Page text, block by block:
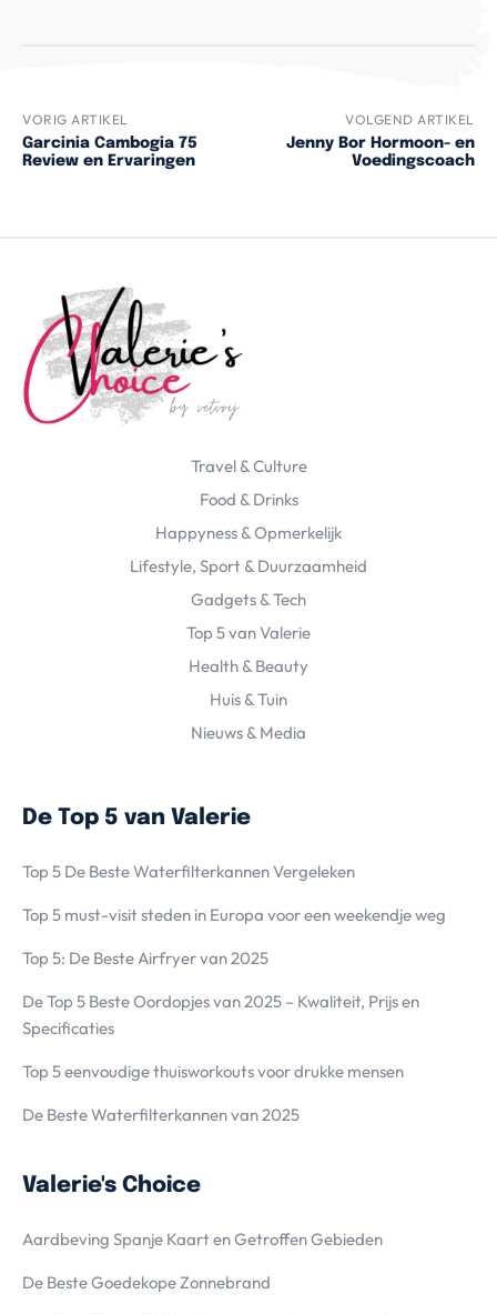
VORIG ARTIKEL
Garcinia Cambogia 75
Review en Ervaringen
VOLGEND ARTIKEL
Jenny Bor Hormoon- en
Voedingscoach
Travel & Culture
Food & Drinks
Happyness & Opmerkelijk
Lifestyle, Sport & Duurzaamheid
Gadgets & Tech
Top 5 van Valerie
Health & Beauty
Huis & Tuin
Nieuws & Media
De Top 5 van Valerie
Top 5 De Beste Waterfilterkannen Vergeleken
Top 5 must-visit steden in Europa voor een weekendje weg
Top 5: De Beste Airfryer van 2025
De Top 5 Beste Oordopjes van 2025 – Kwaliteit, Prijs en
Specificaties
Top 5 eenvoudige thuisworkouts voor drukke mensen
De Beste Waterfilterkannen van 2025
Valerie's Choice
Aardbeving Spanje Kaart en Getroffen Gebieden
De Beste Goedekope Zonnebrand